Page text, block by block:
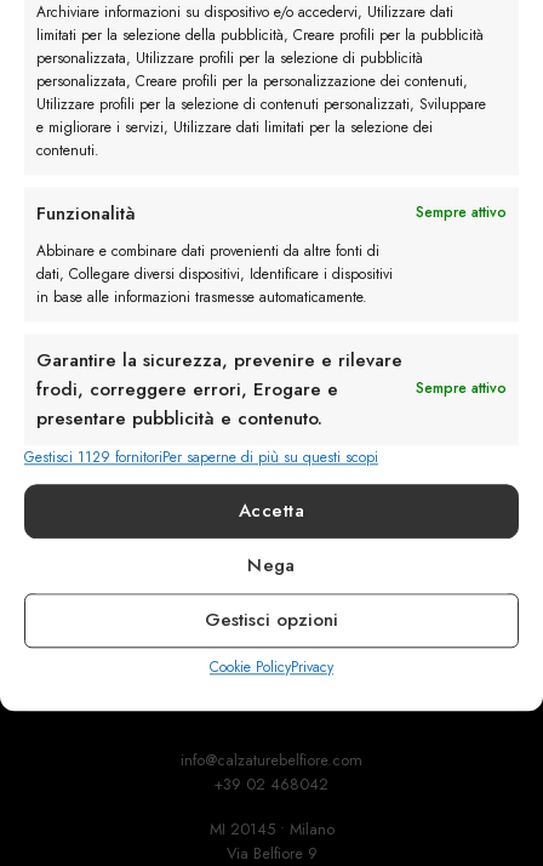
Archiviare informazioni su dispositivo e/o accedervi, Utilizzare dati
limitati per la selezione della pubblicità, Creare profili per la pubblicità
personalizzata, Utilizzare profili per la selezione di pubblicità
personalizzata, Creare profili per la personalizzazione dei contenuti,
Utilizzare profili per la selezione di contenuti personalizzati, Sviluppare
e migliorare i servizi, Utilizzare dati limitati per la selezione dei
contenuti.
Funzionalità
Sempre attivo
Abbinare e combinare dati provenienti da altre fonti di
dati, Collegare diversi dispositivi, Identificare i dispositivi
in base alle informazioni trasmesse automaticamente.
Garantire la sicurezza, prevenire e rilevare
frodi, correggere errori, Erogare e
presentare pubblicità e contenuto.
Sempre attivo
Gestisci 1129 fornitoriPer saperne di più su questi scopi
Accetta
Nega
Gestisci opzioni
Cookie PolicyPrivacy
Descrizione
Recensioni (1)
Rimani in contatto con noi
Servizio Clienti
info@calzaturebelfiore.com
+39 02 468042
MI 20145 • Milano
Via Belfiore 9